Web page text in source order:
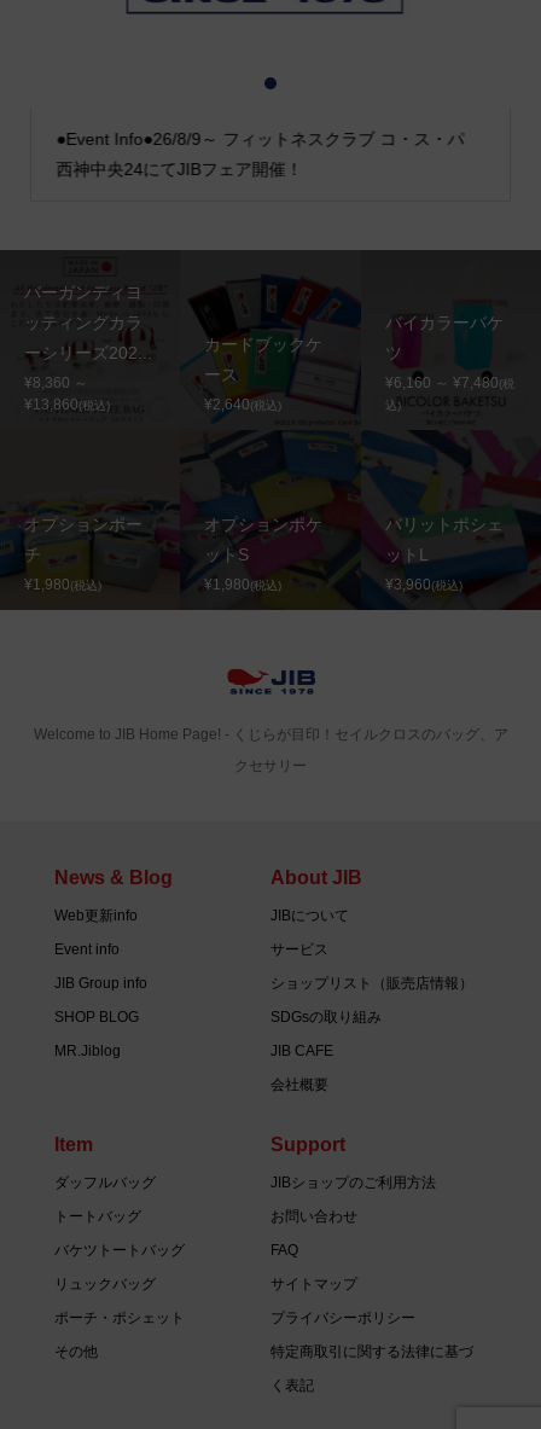
●Event Info●26/8/9～ フィットネスクラブ コ・ス・パ
西神中央24にてJIBフェア開催！
2
バーガンディヨ
ッティングカラ
ーシリーズ202...
¥8,360 ～
¥13,860(税込)
カードブックケ
ース
¥2,640(税込)
バイカラーバケ
ツ
¥6,160 ～ ¥7,480(税
込)
オプションポー
チ
¥1,980(税込)
オプションポケ
ットS
¥1,980(税込)
バリットポシェ
ットL
¥3,960(税込)
Welcome to JIB Home Page! ‐ くじらが目印！セイルクロスのバッグ、ア
クセサリー
News & Blog
Web更新info
Event info
JIB Group info
SHOP BLOG
MR.Jiblog
About JIB
JIBについて
サービス
ショップリスト（販売店情報）
SDGsの取り組み
JIB CAFE
会社概要
Item
ダッフルバッグ
トートバッグ
バケツトートバッグ
リュックバッグ
ポーチ・ポシェット
その他
Support
JIBショップのご利用方法
お問い合わせ
FAQ
サイトマップ
プライバシーポリシー
特定商取引に関する法律に基づ
く表記